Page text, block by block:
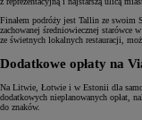
Finałem podróży jest Tallin ze
zachowanej średniowiecznej starówce
ze świetnych lokalnych restauracji,
Dodatkowe opłaty na
Na Litwie, Łotwie i w Estonii dla
dodatkowych nieplanowanych opłat,
do znaków.